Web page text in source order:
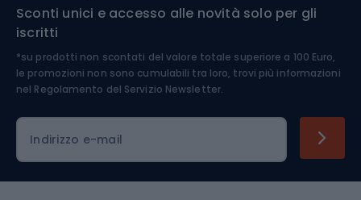
Medicina dello sport
Abbigliamento ciclistico
Sconti unici e accesso alle novità solo per gli
iscritti
*su prodotti non scontati del valore totale superiore a 100 Euro,
le promozioni non sono cumulabili tra loro, trovi più informazioni
nel Regolamento del Servizio Newsletter.
Indirizzo e-mail